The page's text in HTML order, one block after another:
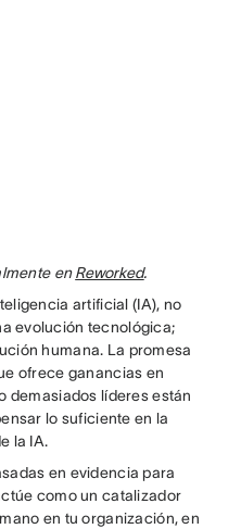
enReworked.
artificial (IA), no
evolución tecnológica;
humana. La promesa
ofrece ganancias en
demasiados líderes están
lo suficiente en la
la IA.
en evidencia para
como un catalizador
en tu organización, en